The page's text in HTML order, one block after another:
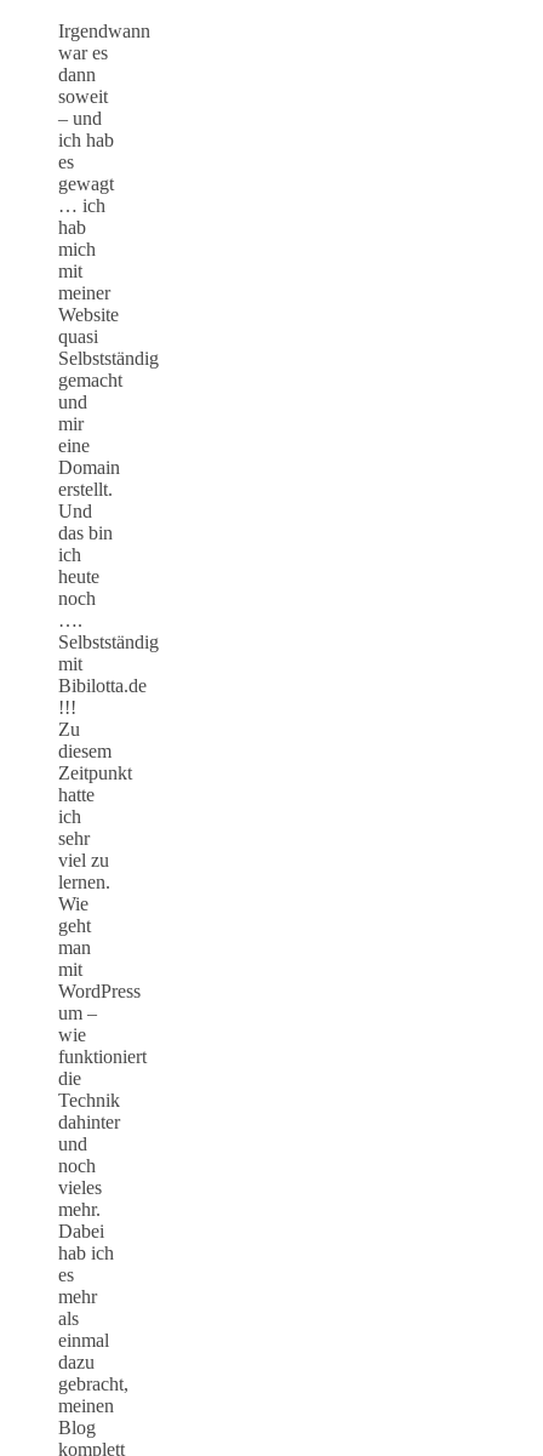
Irgendwann
war es
dann
soweit
– und
ich hab
es
gewagt
… ich
hab
mich
mit
meiner
Website
quasi
Selbstständig
gemacht
und
mir
eine
Domain
erstellt.
Und
das bin
ich
heute
noch
….
Selbstständig
mit
Bibilotta.de
!!!
Zu
diesem
Zeitpunkt
hatte
ich
sehr
viel zu
lernen.
Wie
geht
man
mit
WordPress
um –
wie
funktioniert
die
Technik
dahinter
und
noch
vieles
mehr.
Dabei
hab ich
es
mehr
als
einmal
dazu
gebracht,
meinen
Blog
komplett